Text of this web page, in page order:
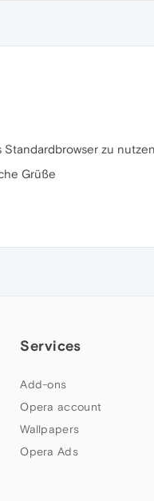
Standardbrowser zu
Grüße
Services
Add-ons
Opera account
Wallpapers
Opera Ads